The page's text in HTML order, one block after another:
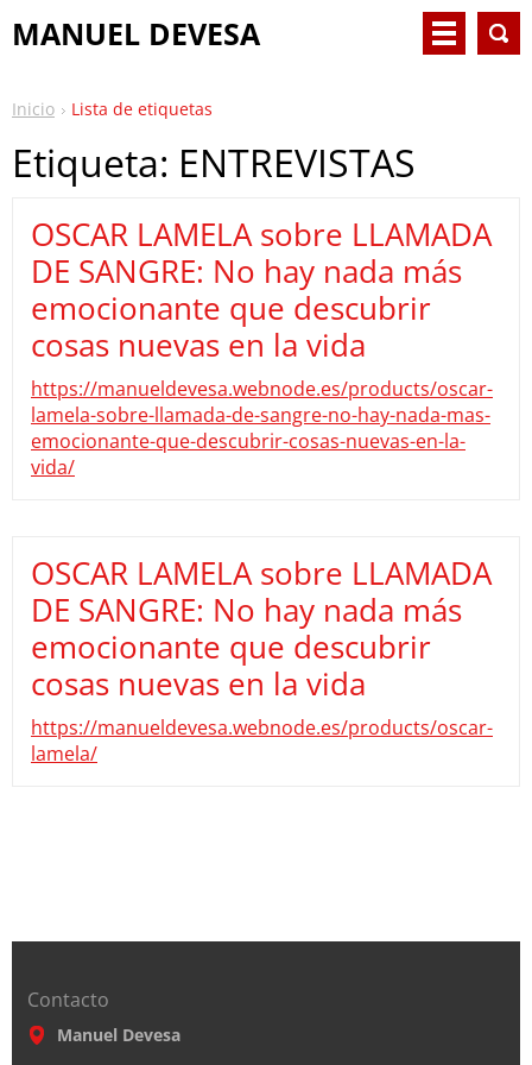
MANUEL DEVESA
Inicio Lista de etiquetas
Etiqueta: ENTREVISTAS
OSCAR LAMELA sobre LLAMADA
DE SANGRE: No hay nada más
emocionante que descubrir
cosas nuevas en la vida
https://manueldevesa.webnode.es/products/oscar-
lamela-sobre-llamada-de-sangre-no-hay-nada-mas-
emocionante-que-descubrir-cosas-nuevas-en-la-
vida/
OSCAR LAMELA sobre LLAMADA
DE SANGRE: No hay nada más
emocionante que descubrir
cosas nuevas en la vida
https://manueldevesa.webnode.es/products/oscar-
lamela/
Contacto
Manuel Devesa